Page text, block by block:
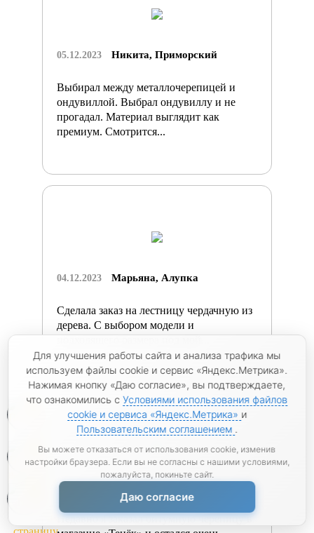
0
05.12.2023 Никита, Приморский
Выбирал между металлочерепицей и
ондувиллой. Выбрал ондувиллу и не
прогадал. Материал выглядит как
премиум. Смотрится...
04.12.2023 Марьяна, Алупка
Сделала заказ на лестницу чердачную из
дерева. С выбором модели и
01.12.2023
Недавно я заказал битумную черепицу в
Для улучшения работы сайта и анализа трафика мы
используем файлы cookie и сервис «Яндекс.Метрика».
Нажимая кнопку «Даю согласие», вы подтверждаете,
что ознакомились сУсловиями использования файлов
cookie и сервиса «Яндекс.Метрика» и
Пользовательским соглашением .
Вы можете отказаться от использования cookie, изменив
настройки браузера. Если вы не согласны с нашими условиями,
пожалуйста, покиньте сайт.
Даю согласие